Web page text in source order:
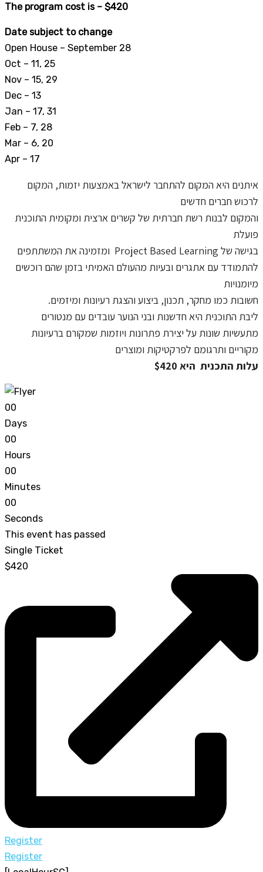
The program cost is – $420
Date subject to change
Open House – September 28
Oct – 11, 25
Nov – 15, 29
Dec – 13
Jan – 17, 31
Feb – 7, 28
Mar – 6, 20
Apr – 17
איתנים היא המקום להתחבר לישראל באמצעות יזמות, המקום
לרכוש חברים חדשים
והמקום לבנות רשת חברתית של קשרים ארצית ומקומית התוכנית
פועלת
בגישה של Project Based Learning ומזמינה את המשתתפים
להתמודד עם אתגרים ובעיות מהעולם האמיתי בזמן שהם רוכשים
מיומנויות
.חשובות כמו מחקר, תכנון, ביצוע והצגת רעיונות ומיזמים
ליבת התוכנית היא חדשנות ובני הנוער עובדים עם מנטורים
מתעשיות שונות על יצירת פתרונות ויוזמות שמקורם ברעיונות
מקוריים ותרגומם לפרקטיקות ומוצרים
עלות התכנית היא $420
00
Days
00
Hours
00
Minutes
00
Seconds
This event has passed
Single Ticket
$420
Register
Register